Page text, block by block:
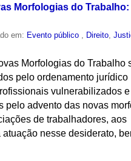
Morfologias do Trabalho:
em: Evento público , Direito,
Morfologias do Trabalho
pelo ordenamento jurídico
vulnerabilizados
pelo advento das novas
de trabalhadores, aos
nesse desiderato,